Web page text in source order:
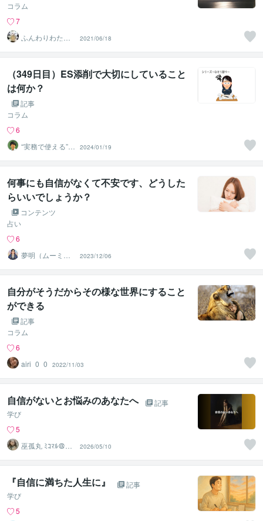
コラム
7
ふんわりわたあ
め
2021/06/18
（349日目）ES添削で大切にしていること
は何か？
記事
コラム
6
“実務で使える”改
善パートナー／
かめきち
2024/01/19
何事にも自信がなくて不安です、どうした
らいいでしょうか？
コンテンツ
占い
6
夢明（ムーミ
ン）＠人生を笑
顔にする占い師
2023/12/06
自分がそうだからその様な世界にすること
ができる
記事
コラム
6
airi_0_0
2022/11/03
自信がないとお悩みのあなたへ
記事
学び
5
巫孤丸 ﾐｺﾏﾙ＠霊
感タロット鑑定
師
2026/05/10
『自信に満ちた人生に』
記事
学び
5